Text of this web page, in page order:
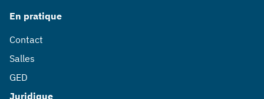
En pratique
Contact
Salles
GED
Juridique